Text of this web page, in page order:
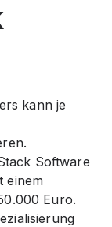
kann je
Software
einem
Euro.